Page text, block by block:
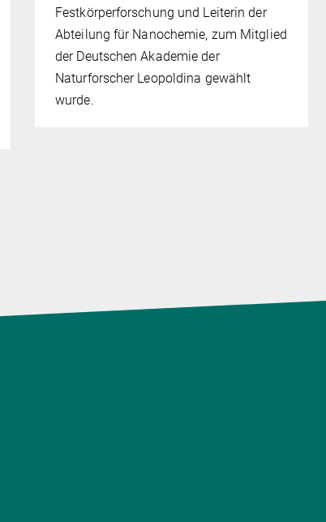
Festkörperforschung und Leiterin der
Abteilung für Nanochemie, zum Mitglied
der Deutschen Akademie der
Naturforscher Leopoldina gewählt
wurde.